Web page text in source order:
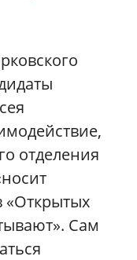
отделения
«Открытых
Сам